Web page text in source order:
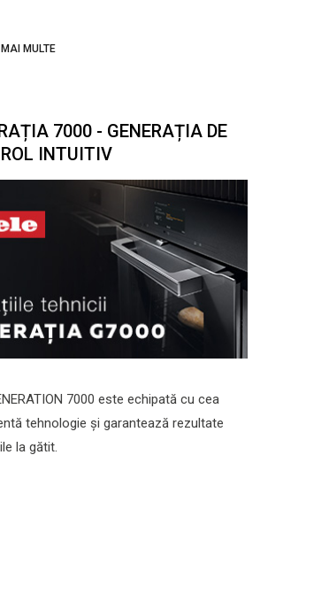
MULTE
7000 - GENERAȚIA DE
INTUITIV
7000 este echipată cu cea
tehnologie și garantează rezultate
la gătit.